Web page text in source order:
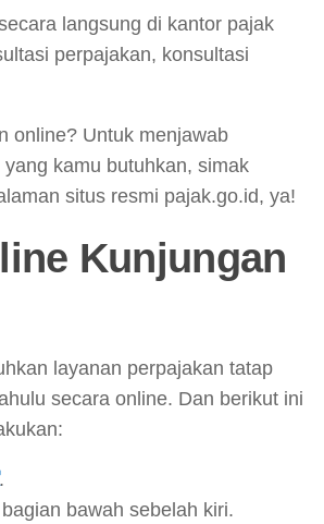
langsung di kantor pajak
perpajakan, konsultasi
online? Untuk menjawab
kamu butuhkan, simak
situs resmi pajak.go.id, ya!
Kunjungan
layanan perpajakan tatap
secara online. Dan berikut ini
bawah sebelah kiri.